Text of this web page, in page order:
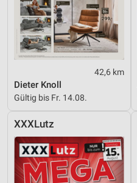
42,6 km
Dieter Knoll
Gültig bis Fr. 14.08.
XXXLutz